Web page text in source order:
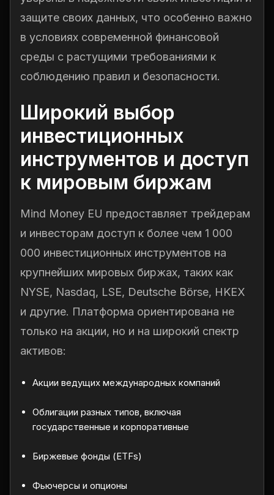
защите своих данных, что особенно важно
в условиях современной финансовой
среды с растущими требованиями к
соблюдению правил и безопасности.
Широкий выбор
инвестиционных
инструментов и доступ
к мировым биржам
Mind Money EU предоставляет трейдерам
и инвесторам доступ к более чем 1 000
000 инвестиционных инструментов на
крупнейших мировых биржах, таких как
NYSE, Nasdaq, LSE, Deutsche Börse, HKEX
и другие. Платформа ориентирована не
только на акции, но и на широкий спектр
активов:
Акции ведущих международных компаний
Облигации разных типов, включая
государственные и корпоративные
Биржевые фонды (ETFs)
Фьючерсы и опционы